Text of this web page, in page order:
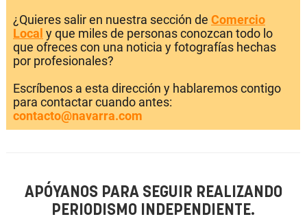
¿Quieres salir en nuestra sección de Comercio
Local y que miles de personas conozcan todo lo
que ofreces con una noticia y fotografías hechas
por profesionales?
Escríbenos a esta dirección y hablaremos contigo
para contactar cuando antes:
contacto@navarra.com
APÓYANOS PARA SEGUIR REALIZANDO
PERIODISMO INDEPENDIENTE.